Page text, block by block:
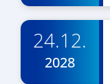
24.12.
2028